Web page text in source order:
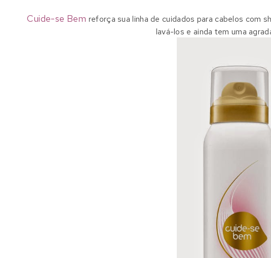
Cuide-se Bem reforça sua linha de cuidados para cabelos com
lavá-los e ainda tem uma